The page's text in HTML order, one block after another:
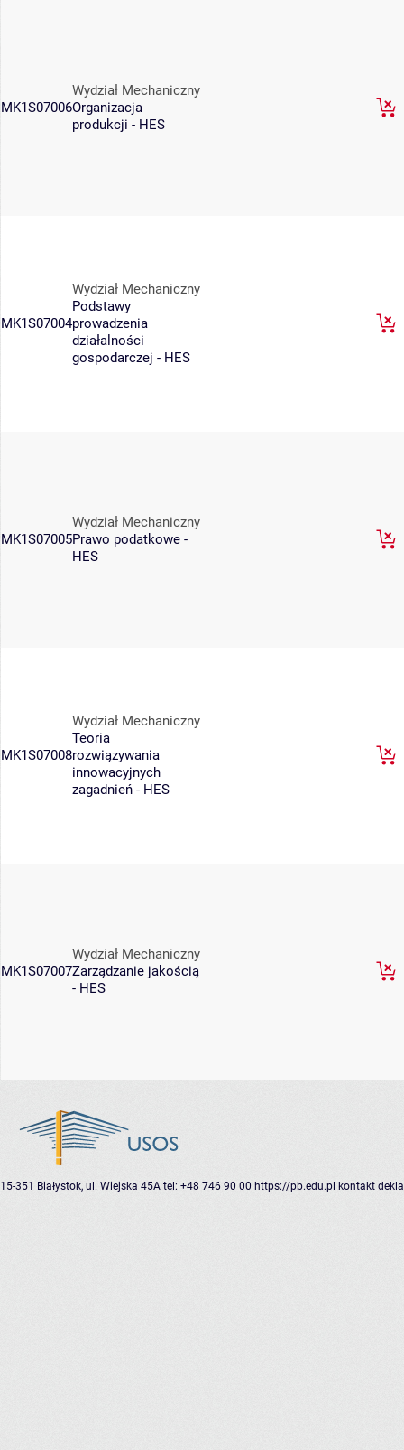
MK1S07006
Wydział Mechaniczny
Organizacja
produkcji - HES
MK1S07004
Wydział Mechaniczny
Podstawy
prowadzenia
działalności
gospodarczej - HES
MK1S07005
Wydział Mechaniczny
Prawo podatkowe -
HES
MK1S07008
Wydział Mechaniczny
Teoria
rozwiązywania
innowacyjnych
zagadnień - HES
MK1S07007
Wydział Mechaniczny
Zarządzanie jakością
- HES
15-351 Białystok, ul. Wiejska 45A tel: +48 746 90 00 https://pb.edu.pl kontakt